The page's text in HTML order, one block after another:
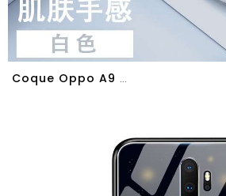
Coque Oppo A9 2020 Fluide Doux Silicone Tout Compris Délavé En Daim Simple Étui Blanche